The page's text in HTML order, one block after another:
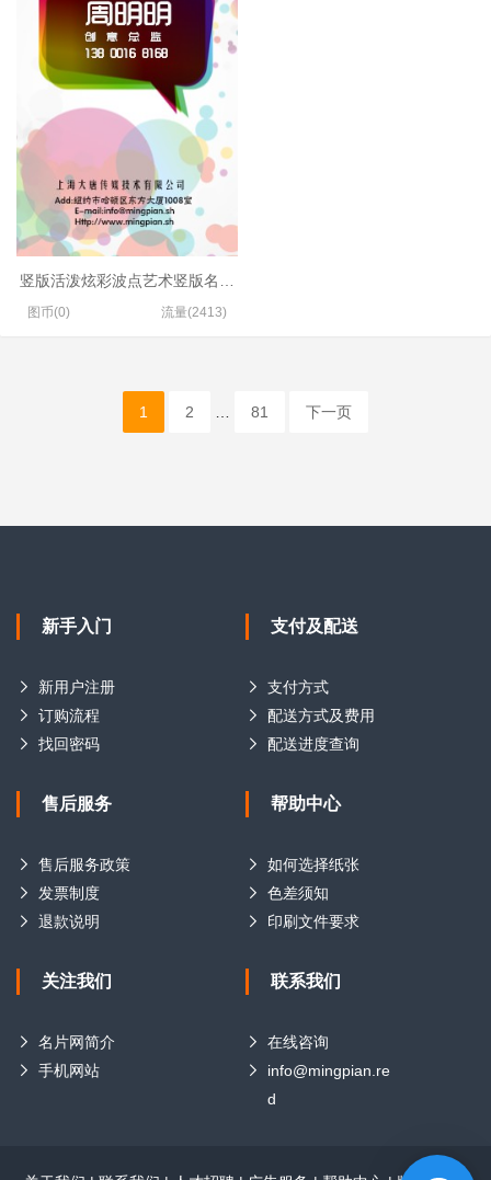
竖版活泼炫彩波点艺术竖版名片模板
图币(0) 流量(2413)
1 2 … 81 下一页
新手入门
新用户注册
订购流程
找回密码
支付及配送
支付方式
配送方式及费用
配送进度查询
售后服务
售后服务政策
发票制度
退款说明
帮助中心
如何选择纸张
色差须知
印刷文件要求
关注我们
名片网简介
手机网站
联系我们
在线咨询
info@mingpian.re
d